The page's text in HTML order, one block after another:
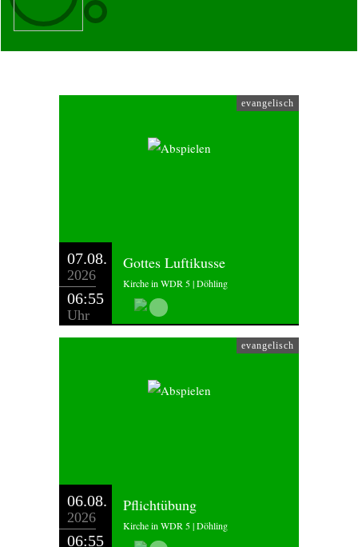
evangelisch
07.08.
2026
06:55
Uhr
Gottes Luftikusse
Kirche in WDR 5 | Döhling
evangelisch
06.08.
2026
06:55
Pflichtübung
Kirche in WDR 5 | Döhling